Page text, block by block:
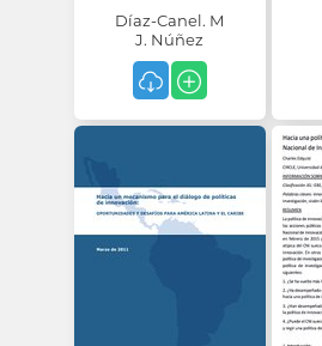
Díaz-Canel. M
J. Núñez